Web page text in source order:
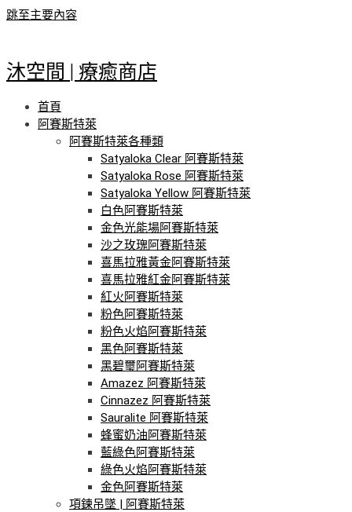
跳至主要內容
沐空間 | 療癒商店
首頁
阿賽斯特萊
阿賽斯特萊各種類
Satyaloka Clear 阿賽斯特萊
Satyaloka Rose 阿賽斯特萊
Satyaloka Yellow 阿賽斯特萊
白色阿賽斯特萊
金色光能場阿賽斯特萊
沙之玫瑰阿賽斯特萊
喜馬拉雅黃金阿賽斯特萊
喜馬拉雅紅金阿賽斯特萊
紅火阿賽斯特萊
粉色阿賽斯特萊
粉色火焰阿賽斯特萊
黑色阿賽斯特萊
黑碧璽阿賽斯特萊
Amazez 阿賽斯特萊
Cinnazez 阿賽斯特萊
Sauralite 阿賽斯特萊
蜂蜜奶油阿賽斯特萊
藍綠色阿賽斯特萊
綠色火焰阿賽斯特萊
金色阿賽斯特萊
項鍊吊墜 | 阿賽斯特萊